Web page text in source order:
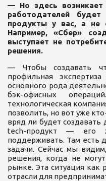
— Но здесь
работодателей
продукты у вас, а не
Например, «Сбер»
выступает не
решения.
— Чтобы создавать
профильная
основного рода
бэк-офисных
технологическая
позволить, но вот уже
вряд ли будет
tech-продукт —
поддерживать. Там есть
задачи. Сейчас мы
решения, когда не
рынке. Эта ситуация как
отрасли для